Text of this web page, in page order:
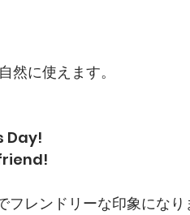
に使えます。
Day!
レンドリーな印象になり